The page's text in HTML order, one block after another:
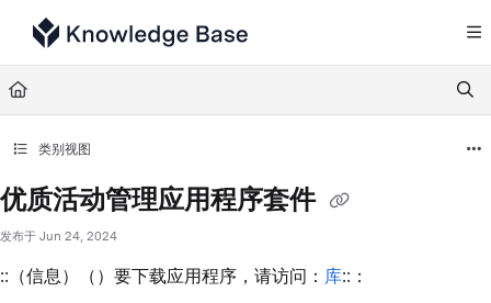
Documentation Index
Fetch the complete documentation index at:
Use this file to discover all available pages before exploring further.
类别视图
优质活动管理应用程序套件
发布于 Jun 24, 2024
::（信息）（）要下载应用程序，请访问： 库::：